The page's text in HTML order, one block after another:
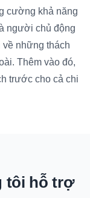
cường khả năng
người chủ động
những thách
Thêm vào đó,
trước cho cả chi
tôi hỗ trợ